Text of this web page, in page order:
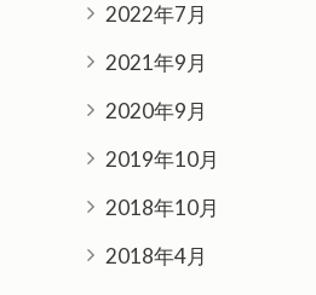
2022年7月
2021年9月
2020年9月
2019年10月
2018年10月
2018年4月